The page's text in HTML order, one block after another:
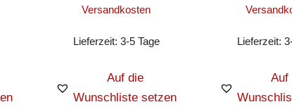
Versandkosten
Lieferzeit: 3-5 Tage
Auf die
Wunschliste setzen
Lieferzeit:
Auf